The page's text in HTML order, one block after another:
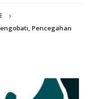
Pencegahan